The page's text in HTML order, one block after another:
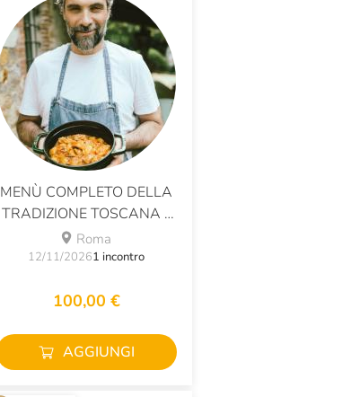
MENÙ COMPLETO DELLA
TRADIZIONE TOSCANA -
IN CUCINA CON LUCA
CALVANI
Roma
12/11/20261 incontro
100,00 €
AGGIUNGI